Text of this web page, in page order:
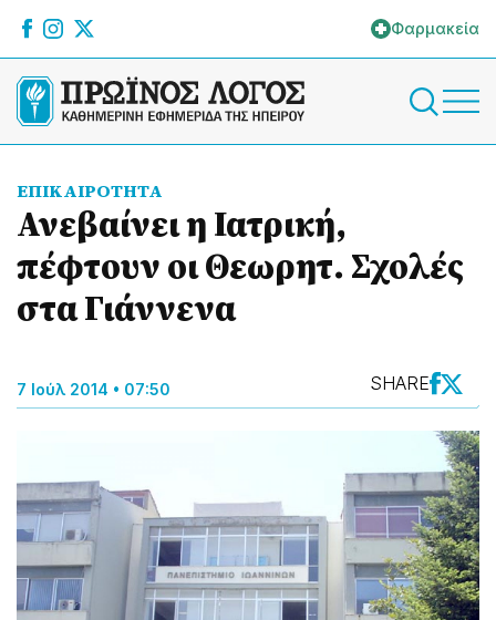
Φαρμακεία
ΕΠΙΚΑΙΡΟΤΗΤΑ
Ανεβαίνει η Ιατρική,
πέφτουν οι Θεωρητ. Σχολές
στα Γιάννενα
7 Ιούλ 2014 • 07:50 SHARE